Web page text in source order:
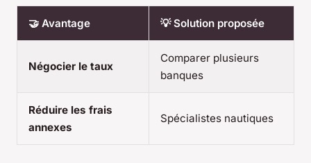
🤝 Avantage 💡 Solution proposée
Négocier le taux
Comparer plusieurs
banques
Réduire les frais
annexes
Spécialistes nautiques